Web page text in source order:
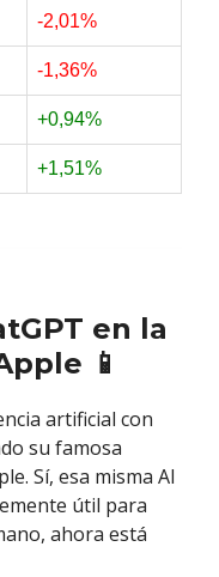
-2,01%
-1,36%
+0,94%
+1,51%
en la
📱
artificial con
su famosa
Sí, esa misma AI
útil para
ahora está